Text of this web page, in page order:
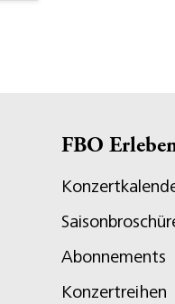
FBO
Abonnements
Konzertreihen